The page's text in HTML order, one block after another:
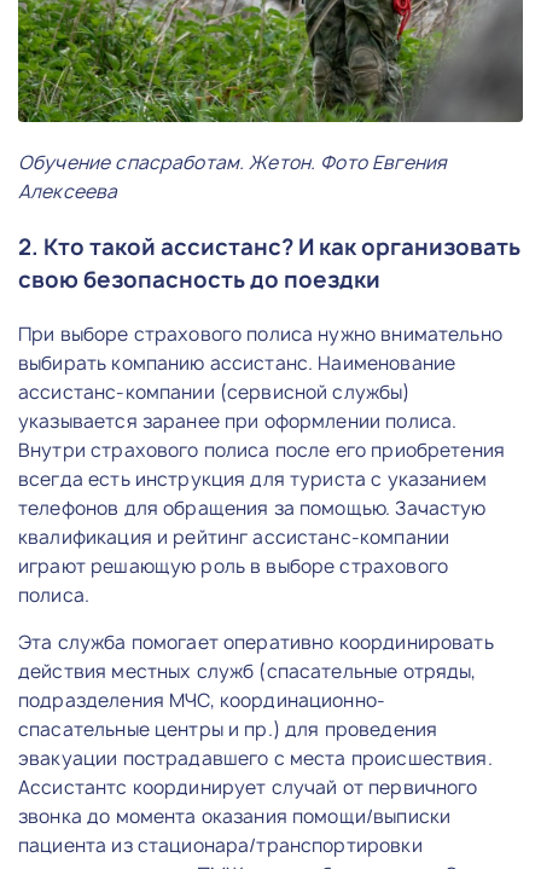
Обучение спасработам. Жетон. Фото Евгения
Алексеева
2. Кто такой ассистанс? И как организовать
свою безопасность до поездки
При выборе страхового полиса нужно внимательно
выбирать компанию ассистанс. Наименование
ассистанс-компании (сервисной службы)
указывается заранее при оформлении полиса.
Внутри страхового полиса после его приобретения
всегда есть инструкция для туриста с указанием
телефонов для обращения за помощью. Зачастую
квалификация и рейтинг ассистанс-компании
играют решающую роль в выборе страхового
полиса.
Эта служба помогает оперативно координировать
действия местных служб (спасательные отряды,
подразделения МЧС, координационно-
спасательные центры и пр.) для проведения
эвакуации пострадавшего с места происшествия.
Ассистантс координирует случай от первичного
звонка до момента оказания помощи/выписки
пациента из стационара/транспортировки